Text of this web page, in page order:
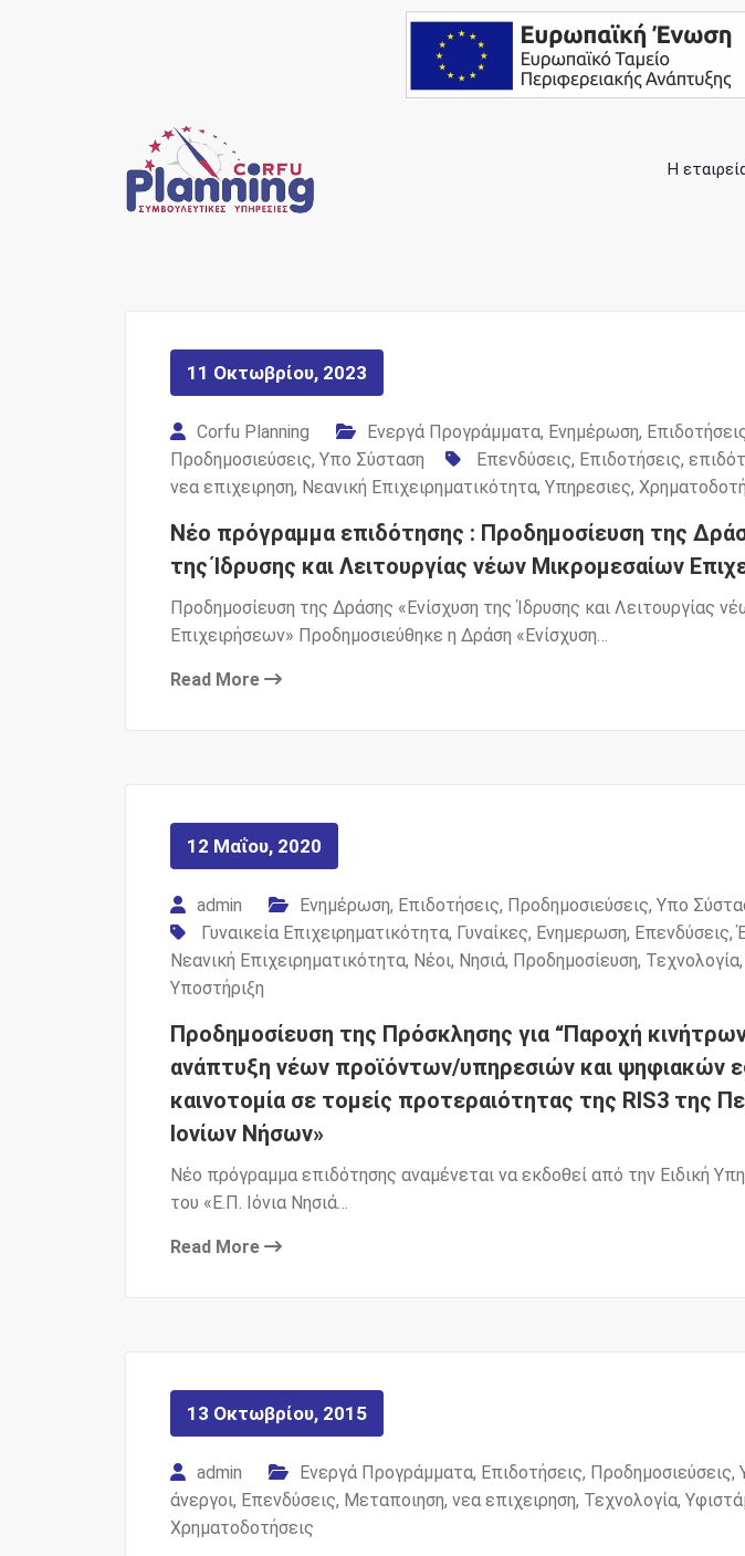
Ένας Σύμβουλος, δίπλα σας… ΕΣΠΑ Κέρκυρα,
Η
11 Οκτωβρίου, 2023
Corfu Planning Ενεργά Προγράμματα, Ενημέρωση,
Προδημοσιεύσεις, Υπο Σύσταση Επενδύσεις, Επιδοτήσεις,
νεα επιχειρηση, Νεανική Επιχειρηματικότητα, Υπηρεσιες,
Νέο πρόγραμμα επιδότησης : Προδημοσίευση της
της Ίδρυσης και Λειτουργίας νέων Μικρομεσαίων
Προδημοσίευση της Δράσης «Ενίσχυση της Ίδρυσης και Λειτουργίας
Επιχειρήσεων» Προδημοσιεύθηκε η Δράση «Ενίσχυση…
Read More
12 Μαΐου, 2020
admin Ενημέρωση, Επιδοτήσεις, Προδημοσιεύσεις, Υπο
Γυναικεία Επιχειρηματικότητα, Γυναίκες, Ενημερωση, Επενδύσεις,
Νεανική Επιχειρηματικότητα, Νέοι, Νησιά, Προδημοσίευση, Τεχνολογία,
Υποστήριξη
Προδημοσίευση της Πρόσκλησης για “Παροχή
ανάπτυξη νέων προϊόντων/υπηρεσιών και ψηφιακών
καινοτομία σε τομείς προτεραιότητας της RIS3 της
Ιονίων Νήσων»
Νέο πρόγραμμα επιδότησης αναμένεται να εκδοθεί από την Ειδική
του «Ε.Π. Ιόνια Νησιά…
Read More
13 Οκτωβρίου, 2015
admin Ενεργά Προγράμματα, Επιδοτήσεις, Προδημοσιεύσεις,
άνεργοι, Επενδύσεις, Μεταποιηση, νεα επιχειρηση, Τεχνολογία,
Χρηματοδοτήσεις